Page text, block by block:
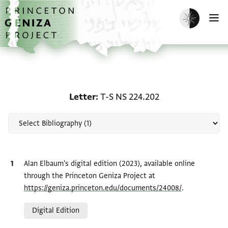
Skip to main content
home
Enable dark
Letter T-S NS 224.202
Bibliographic citation
Alan Elbaum's digital edition (2023), available online
through the Princeton Geniza Project at
https://geniza.princeton.edu/documents/24008/.
Digital Edition